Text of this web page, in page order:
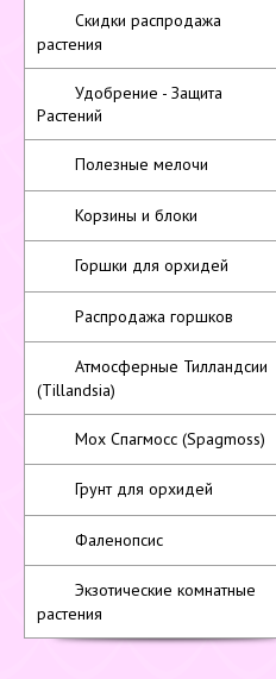
Скидки распродажа
растения
Удобрение - Защита
Растений
Полезные мелочи
Корзины и блоки
Горшки для орхидей
Распродажа горшков
Атмосферные Тилландсии
(Tillandsia)
Мох Спагмосс (Spagmoss)
Грунт для орхидей
Фаленопсис
Экзотические комнатные
растения